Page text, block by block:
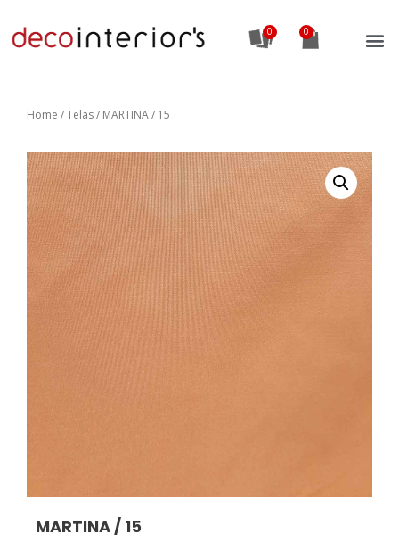
0
Home /Telas/ MARTINA / 15
MARTINA / 15